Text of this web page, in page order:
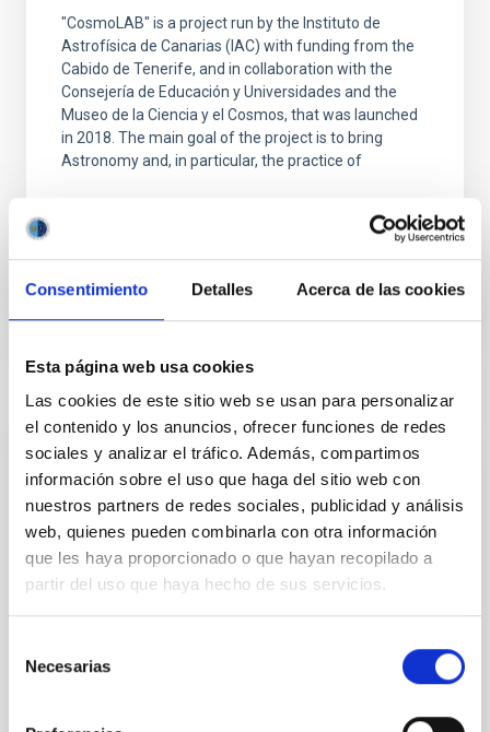
Consentimiento Detalles Acerca de las cookies
Esta página web usa cookies
Las cookies de este sitio web se usan para personalizar
el contenido y los anuncios, ofrecer funciones de redes
sociales y analizar el tráfico. Además, compartimos
información sobre el uso que haga del sitio web con
nuestros partners de redes sociales, publicidad y análisis
web, quienes pueden combinarla con otra información
que les haya proporcionado o que hayan recopilado a
partir del uso que haya hecho de sus servicios.
Necesarias
"CosmoLAB" is a project run by the Instituto de
Astrofísica de Canarias (IAC) with funding from the
Cabido de Tenerife, and in collaboration with the
Consejería de Educación y Universidades and the
Museo de la Ciencia y el Cosmos, that was launched
in 2018. The main goal of the project is to bring
Astronomy and, in particular, the practice of
Related news
PRESS RELEASE
Abierta la matrícula del curso “CosmoViaje
2.0: lo que sabemos e ignoramos del
Universo”
El proyecto educativo “CosmoLab: del aula al Sistema
Canarias (IAC) y financiado principalmente por el
Cabildo de Tenerife, anuncia la apertura de matrícula